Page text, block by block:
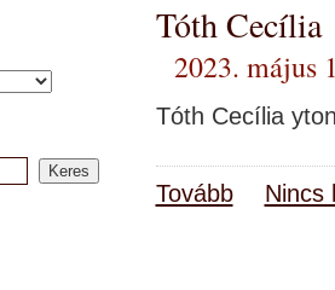
Tóth Cecília
2023. május
Tóth Cecília
Tovább Nincs